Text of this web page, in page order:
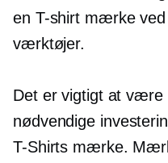
en T-shirt mærke
værktøjer.
Det er vigtigt at
nødvendige
T-Shirts mærke.